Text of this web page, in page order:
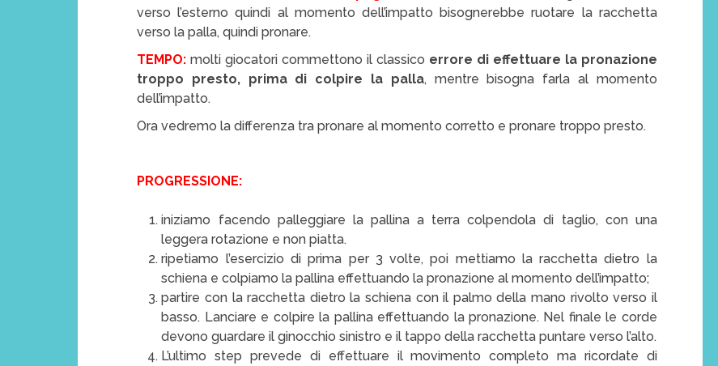
verso l’esterno quindi al momento dell’impatto bisognerebbe ruotare la racchetta
verso la palla, quindi pronare.
TEMPO: molti giocatori commettono il classico errore di effettuare la pronazione
troppo presto, prima di colpire la palla, mentre bisogna farla al momento
dell’impatto.
Ora vedremo la differenza tra pronare al momento corretto e pronare troppo presto.
PROGRESSIONE:
iniziamo facendo palleggiare la pallina a terra colpendola di taglio, con una
leggera rotazione e non piatta.
ripetiamo l’esercizio di prima per 3 volte, poi mettiamo la racchetta dietro la
schiena e colpiamo la pallina effettuando la pronazione al momento dell’impatto;
partire con la racchetta dietro la schiena con il palmo della mano rivolto verso il
basso. Lanciare e colpire la pallina effettuando la pronazione. Nel finale le corde
devono guardare il ginocchio sinistro e il tappo della racchetta puntare verso l’alto.
L’ultimo step prevede di effettuare il movimento completo ma ricordate di